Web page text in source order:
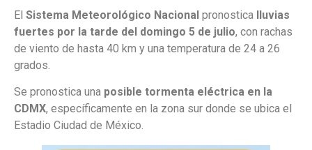
El Sistema Meteorológico Nacional pronostica lluvias
fuertes por la tarde del domingo 5 de julio, con rachas
de viento de hasta 40 km y una temperatura de 24 a 26
grados.
Se pronostica una posible tormenta eléctrica en la
CDMX, específicamente en la zona sur donde se ubica el
Estadio Ciudad de México.